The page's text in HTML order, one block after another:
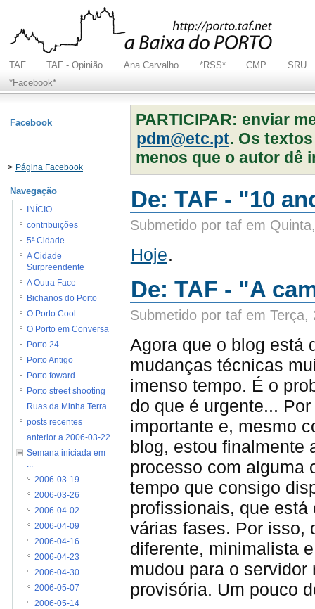
TAF TAF - Opinião Ana Carvalho *RSS* CMP
SRU
*Facebook*
PARTICIPAR: enviar
pdm@etc.pt. Os
menos que o autor dê
De: TAF - "10
Submetido por taf em
Hoje.
De: TAF - "A
Submetido por taf em Terça,
Agora que o blog está
mudanças técnicas
imenso tempo. É o
do que é urgente...
importante e, mesmo
blog, estou finalmente
processo com alguma
tempo que consigo
profissionais, que
várias fases. Por isso,
diferente, minimalista
mudou para o
provisória. Um pouco
Facebook
> Página Facebook
Navegação
INÍCIO
contribuições
5ª Cidade
A Cidade
Surpreendente
A Outra Face
Bichanos do Porto
O Porto Cool
O Porto em Conversa
Porto 24
Porto Antigo
Porto foward
Porto street shooting
Ruas da Minha Terra
posts recentes
anterior a 2006-03-22
Semana iniciada em
...
2006-03-19
2006-03-26
2006-04-02
2006-04-09
2006-04-16
2006-04-23
2006-04-30
2006-05-07
2006-05-14